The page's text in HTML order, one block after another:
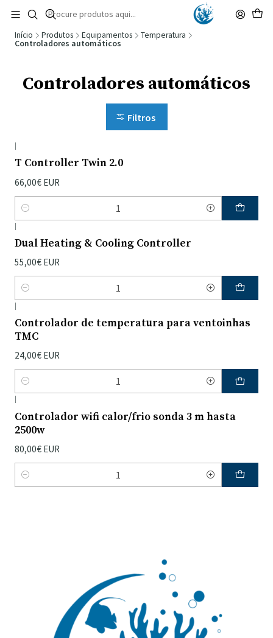
🚚 Portugal Continental: Portes Grátis desde 149,90€ (Envio extresso: 14,90€)
Ler mais
Início Produtos Equipamentos
Temperatura
Controladores automáticos
Controladores automáticos
Filtros
|
T Controller Twin 2.0
66,00€ EUR
Quantidade
|
Dual Heating & Cooling Controller
55,00€ EUR
Quantidade
|
Controlador de temperatura para ventoinhas
TMC
24,00€ EUR
Quantidade
|
Controlador wifi calor/frio sonda 3 m hasta
2500w
80,00€ EUR
Quantidade